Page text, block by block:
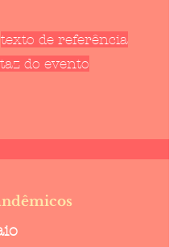
texto de referência
do evento